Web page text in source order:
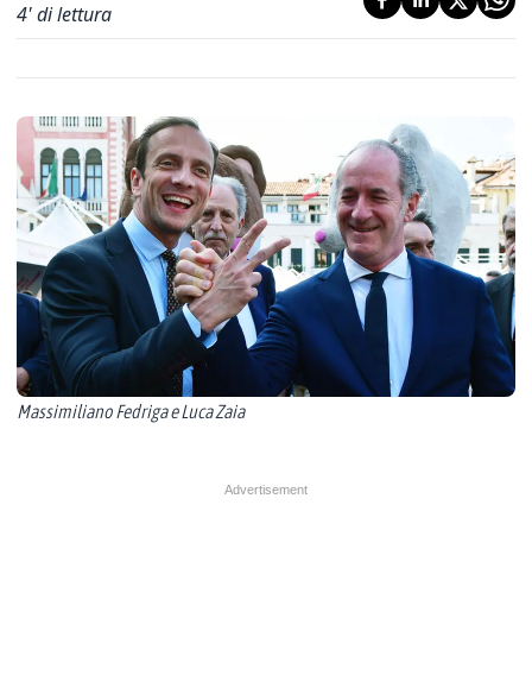
4' di lettura
Massimiliano Fedriga e Luca Zaia